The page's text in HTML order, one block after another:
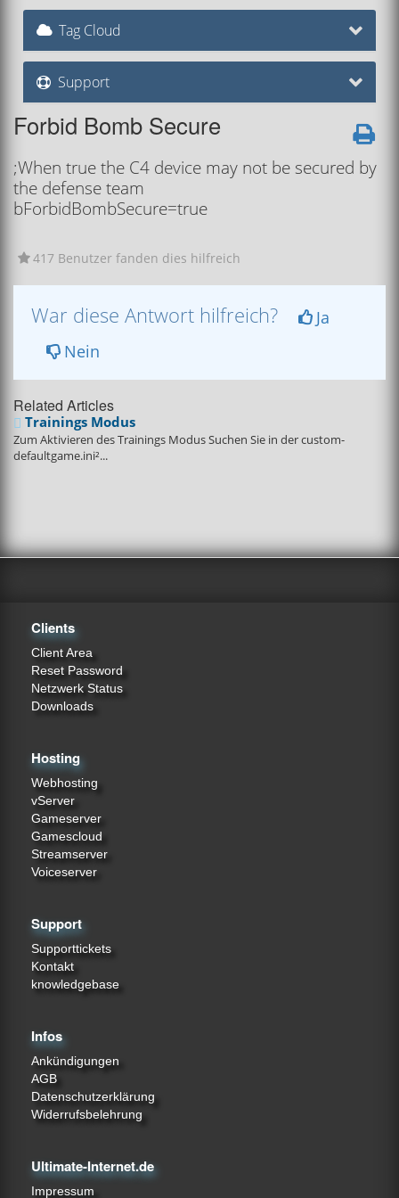
Tag Cloud
Support
Forbid Bomb Secure
;When true the C4 device may not be secured by
the defense team
bForbidBombSecure=true
417 Benutzer fanden dies hilfreich
War diese Antwort hilfreich?
Ja
Nein
Related Articles
Trainings Modus
Zum Aktivieren des Trainings Modus Suchen Sie in der custom-
defaultgame.ini²...
Clients
Client Area
Reset Password
Netzwerk Status
Downloads
Hosting
Webhosting
vServer
Gameserver
Gamescloud
Streamserver
Voiceserver
Support
Supporttickets
Kontakt
knowledgebase
Infos
Ankündigungen
AGB
Datenschutzerklärung
Widerrufsbelehrung
Ultimate-Internet.de
Impressum